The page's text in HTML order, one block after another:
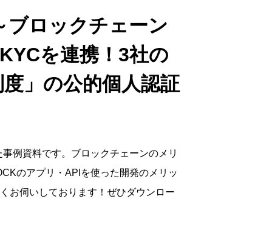
ブロックチェーン
を連携！3社の
」の公的個人認証
例資料です。ブロックチェーンのメリ
のアプリ・APIを使った開発のメリッ
お伺いしております！ぜひダウンロー